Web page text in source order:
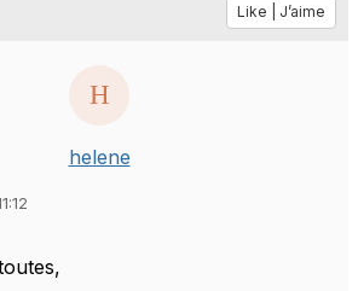
Like | J’aime
helene